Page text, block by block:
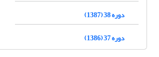
دوره 38 (1387)
دوره 37 (1386)